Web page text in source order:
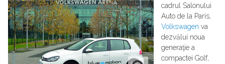
cadrul Salonului
Auto de la Paris,
Volkswagen va
dezvălui noua
generaţie a
compactei Golf,